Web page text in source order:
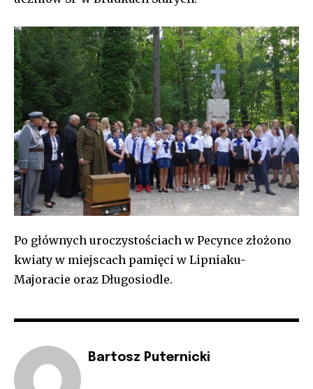
Po głównych uroczystościach w Pecynce złożono
kwiaty w miejscach pamięci w Lipniaku-
Majoracie oraz Długosiodle.
Bartosz Puternicki